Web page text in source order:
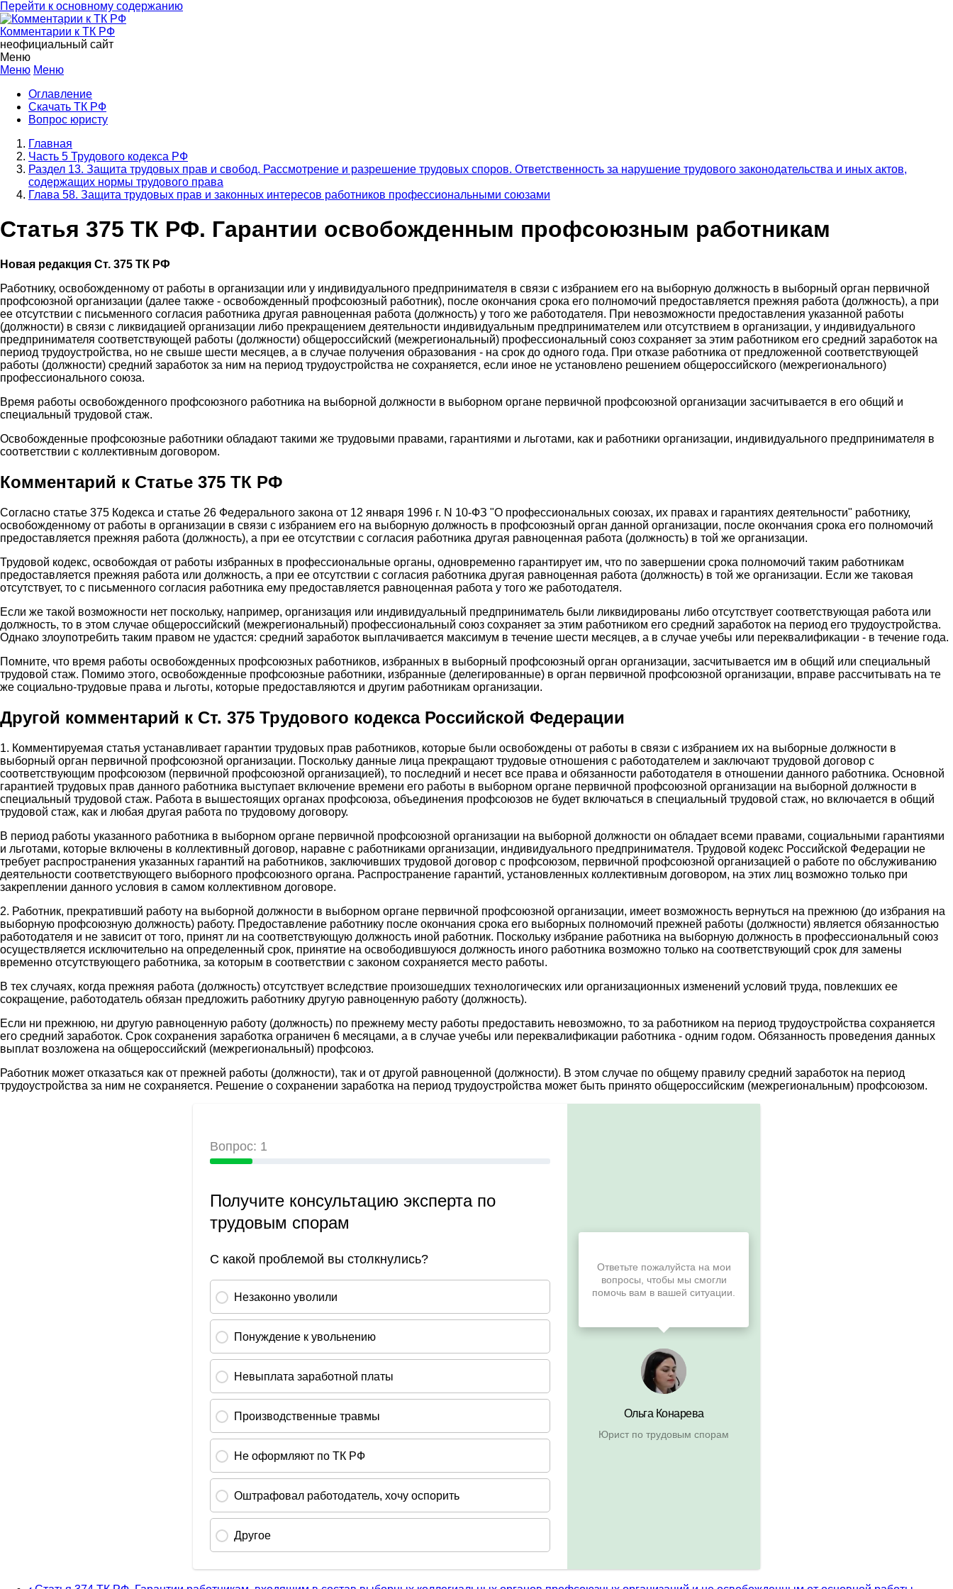
Перейти к основному содержанию
Комментарии к ТК РФ
неофициальный сайт
Меню
Меню Меню
Оглавление
Скачать ТК РФ
Вопрос юристу
Главная
Часть 5 Трудового кодекса РФ
Раздел 13. Защита трудовых прав и свобод. Рассмотрение и разрешение трудовых споров. Ответственность за нарушение трудового законодательства и иных актов,
содержащих нормы трудового права
Глава 58. Защита трудовых прав и законных интересов работников профессиональными союзами
Статья 375 ТК РФ. Гарантии освобожденным профсоюзным работникам
Новая редакция Ст. 375 ТК РФ
Работнику, освобожденному от работы в организации или у индивидуального предпринимателя в связи с избранием его на выборную должность в выборный орган первичной
профсоюзной организации (далее также - освобожденный профсоюзный работник), после окончания срока его полномочий предоставляется прежняя работа (должность), а при
ее отсутствии с письменного согласия работника другая равноценная работа (должность) у того же работодателя. При невозможности предоставления указанной работы
(должности) в связи с ликвидацией организации либо прекращением деятельности индивидуальным предпринимателем или отсутствием в организации, у индивидуального
предпринимателя соответствующей работы (должности) общероссийский (межрегиональный) профессиональный союз сохраняет за этим работником его средний заработок на
период трудоустройства, но не свыше шести месяцев, а в случае получения образования - на срок до одного года. При отказе работника от предложенной соответствующей
работы (должности) средний заработок за ним на период трудоустройства не сохраняется, если иное не установлено решением общероссийского (межрегионального)
профессионального союза.
Время работы освобожденного профсоюзного работника на выборной должности в выборном органе первичной профсоюзной организации засчитывается в его общий и
специальный трудовой стаж.
Освобожденные профсоюзные работники обладают такими же трудовыми правами, гарантиями и льготами, как и работники организации, индивидуального предпринимателя в
соответствии с коллективным договором.
Комментарий к Статье 375 ТК РФ
Согласно статье 375 Кодекса и статье 26 Федерального закона от 12 января 1996 г. N 10-ФЗ "О профессиональных союзах, их правах и гарантиях деятельности" работнику,
освобожденному от работы в организации в связи с избранием его на выборную должность в профсоюзный орган данной организации, после окончания срока его полномочий
предоставляется прежняя работа (должность), а при ее отсутствии с согласия работника другая равноценная работа (должность) в той же организации.
Трудовой кодекс, освобождая от работы избранных в профессиональные органы, одновременно гарантирует им, что по завершении срока полномочий таким работникам
предоставляется прежняя работа или должность, а при ее отсутствии с согласия работника другая равноценная работа (должность) в той же организации. Если же таковая
отсутствует, то с письменного согласия работника ему предоставляется равноценная работа у того же работодателя.
Если же такой возможности нет поскольку, например, организация или индивидуальный предприниматель были ликвидированы либо отсутствует соответствующая работа или
должность, то в этом случае общероссийский (межрегиональный) профессиональный союз сохраняет за этим работником его средний заработок на период его трудоустройства.
Однако злоупотребить таким правом не удастся: средний заработок выплачивается максимум в течение шести месяцев, а в случае учебы или переквалификации - в течение года.
Помните, что время работы освобожденных профсоюзных работников, избранных в выборный профсоюзный орган организации, засчитывается им в общий или специальный
трудовой стаж. Помимо этого, освобожденные профсоюзные работники, избранные (делегированные) в орган первичной профсоюзной организации, вправе рассчитывать на те
же социально-трудовые права и льготы, которые предоставляются и другим работникам организации.
Другой комментарий к Ст. 375 Трудового кодекса Российской Федерации
1. Комментируемая статья устанавливает гарантии трудовых прав работников, которые были освобождены от работы в связи с избранием их на выборные должности в
выборный орган первичной профсоюзной организации. Поскольку данные лица прекращают трудовые отношения с работодателем и заключают трудовой договор с
соответствующим профсоюзом (первичной профсоюзной организацией), то последний и несет все права и обязанности работодателя в отношении данного работника. Основной
гарантией трудовых прав данного работника выступает включение времени его работы в выборном органе первичной профсоюзной организации на выборной должности в
специальный трудовой стаж. Работа в вышестоящих органах профсоюза, объединения профсоюзов не будет включаться в специальный трудовой стаж, но включается в общий
трудовой стаж, как и любая другая работа по трудовому договору.
В период работы указанного работника в выборном органе первичной профсоюзной организации на выборной должности он обладает всеми правами, социальными гарантиями
и льготами, которые включены в коллективный договор, наравне с работниками организации, индивидуального предпринимателя. Трудовой кодекс Российской Федерации не
требует распространения указанных гарантий на работников, заключивших трудовой договор с профсоюзом, первичной профсоюзной организацией о работе по обслуживанию
деятельности соответствующего выборного профсоюзного органа. Распространение гарантий, установленных коллективным договором, на этих лиц возможно только при
закреплении данного условия в самом коллективном договоре.
2. Работник, прекративший работу на выборной должности в выборном органе первичной профсоюзной организации, имеет возможность вернуться на прежнюю (до избрания на
выборную профсоюзную должность) работу. Предоставление работнику после окончания срока его выборных полномочий прежней работы (должности) является обязанностью
работодателя и не зависит от того, принят ли на соответствующую должность иной работник. Поскольку избрание работника на выборную должность в профессиональный союз
осуществляется исключительно на определенный срок, принятие на освободившуюся должность иного работника возможно только на соответствующий срок для замены
временно отсутствующего работника, за которым в соответствии с законом сохраняется место работы.
В тех случаях, когда прежняя работа (должность) отсутствует вследствие произошедших технологических или организационных изменений условий труда, повлекших ее
сокращение, работодатель обязан предложить работнику другую равноценную работу (должность).
Если ни прежнюю, ни другую равноценную работу (должность) по прежнему месту работы предоставить невозможно, то за работником на период трудоустройства сохраняется
его средний заработок. Срок сохранения заработка ограничен 6 месяцами, а в случае учебы или переквалификации работника - одним годом. Обязанность проведения данных
выплат возложена на общероссийский (межрегиональный) профсоюз.
Работник может отказаться как от прежней работы (должности), так и от другой равноценной (должности). В этом случае по общему правилу средний заработок на период
трудоустройства за ним не сохраняется. Решение о сохранении заработка на период трудоустройства может быть принято общероссийским (межрегиональным) профсоюзом.